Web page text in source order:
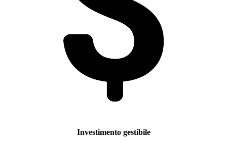
Investimento gestibile